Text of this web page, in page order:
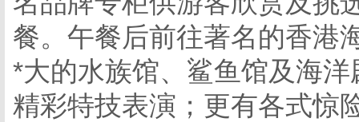
餐。 午餐后前往著名的香港
*大的水族馆、鲨鱼馆及海
精彩特技表演；更有各式惊